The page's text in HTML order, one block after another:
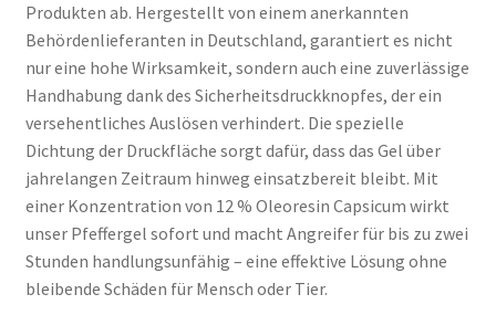
Produkten ab. Hergestellt von einem anerkannten
Behördenlieferanten in Deutschland, garantiert es nicht
nur eine hohe Wirksamkeit, sondern auch eine zuverlässige
Handhabung dank des Sicherheitsdruckknopfes, der ein
versehentliches Auslösen verhindert. Die spezielle
Dichtung der Druckfläche sorgt dafür, dass das Gel über
jahrelangen Zeitraum hinweg einsatzbereit bleibt. Mit
einer Konzentration von 12 % Oleoresin Capsicum wirkt
unser Pfeffergel sofort und macht Angreifer für bis zu zwei
Stunden handlungsunfähig – eine effektive Lösung ohne
bleibende Schäden für Mensch oder Tier.